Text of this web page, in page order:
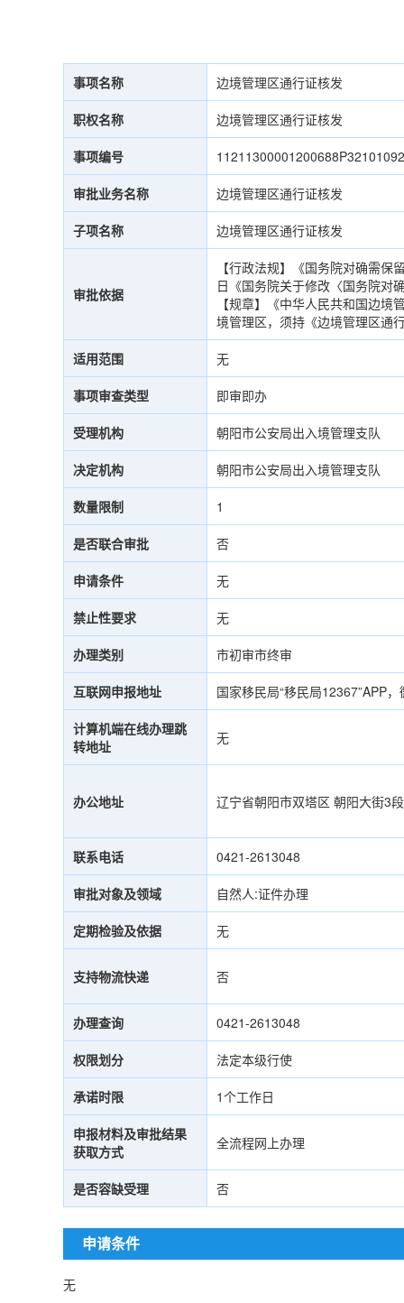
事项名称 边境管理区通行证核发
职权名称 边境管理区通行证核发
事项编号
审批业务名称 边境管理区通行证核发
子项名称 边境管理区通行证核发
审批依据
【行政法规】《国务院对确需
日《国务院关于修改〈国务院对
【规章】《中华人民共和国边
境管理区，须持《边境管理区通
适用范围 无
事项审查类型 即审即办
受理机构 朝阳市公安局出入境管理支队
决定机构 朝阳市公安局出入境管理支队
数量限制 1
是否联合审批 否
申请条件 无
禁止性要求 无
办理类别 市初审市终审
互联网申报地址 国家移民局“移民局12367”APP
计算机端在线办理跳
转地址
无
办公地址 辽宁省朝阳市双塔区 朝阳大街3
联系电话 0421-2613048
审批对象及领域 自然人:证件办理
定期检验及依据 无
支持物流快递 否
办理查询 0421-2613048
权限划分 法定本级行使
承诺时限 1个工作日
申报材料及审批结果
获取方式
全流程网上办理
是否容缺受理 否
申请条件
无